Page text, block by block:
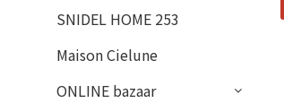
SNIDEL HOME 253
Maison Cielune
ONLINE bazaar